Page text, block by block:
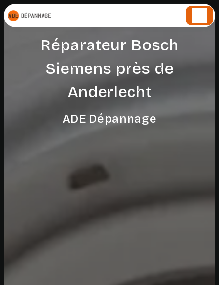
Réparateur Bosch
Siemens près de
Anderlecht
ADE Dépannage
Panneau de gestion des cookies